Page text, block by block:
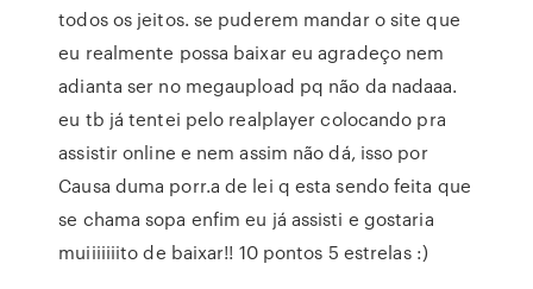
todos os jeitos. se puderem mandar o site que
eu realmente possa baixar eu agradeço nem
adianta ser no megaupload pq não da nadaaa.
eu tb já tentei pelo realplayer colocando pra
assistir online e nem assim não dá, isso por
Causa duma porr.a de lei q esta sendo feita que
se chama sopa enfim eu já assisti e gostaria
muiiiiiiito de baixar!! 10 pontos 5 estrelas :)